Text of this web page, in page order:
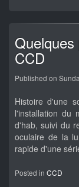
CCD
Published on
Histoire d'une
l'installation du
d'hab, suivi du
oculaire de la
rapide d'une
Posted in CCD